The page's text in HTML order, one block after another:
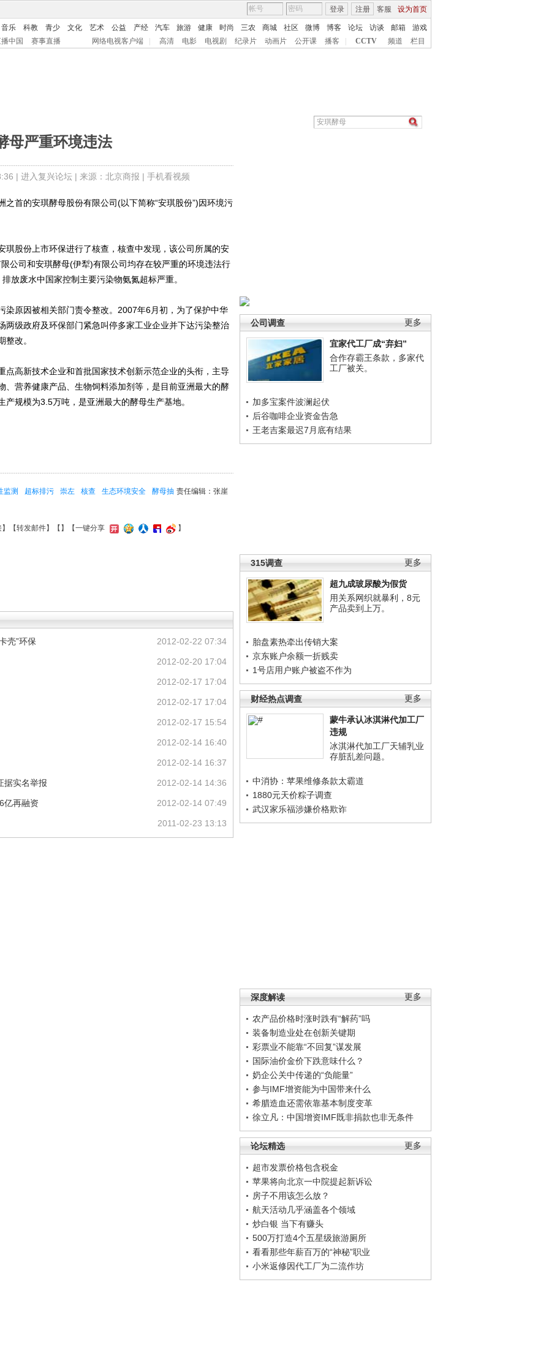
客服 设为首页
登录 注册
音乐 科教 青少 文化 艺术 公益 产经 汽车 旅游 健康 时尚 三农 商城 社区 微博 博客 论坛 访谈 邮箱
游戏
中国 赛事直播 网络电视客户端 高清 电影 电视剧 纪录片 动画片 公开课 播客 CCTV 频道 栏目
母严重环境违法
| 进入复兴论坛| 来源：北京商报 | 手机看视频
更多
公司调查
宜家代工厂成“弃妇”
合作存霸王条款，多家代
工厂被关。
加多宝案件波澜起伏
后谷咖啡企业资金告急
王老吉案最迟7月底有结果
更多
315调查
超九成玻尿酸为假货
用关系网织就暴利，8元
产品卖到上万。
胎盘素热牵出传销大案
京东账户余额一折贱卖
1号店用户账户被盗不作为
更多
财经热点调查
蒙牛承认冰淇淋代加工厂
违规
冰淇淋代加工厂天辅乳业
存脏乱差问题。
中消协：苹果维修条款太霸道
1880元天价粽子调查
武汉家乐福涉嫌价格欺诈
更多
深度解读
农产品价格时涨时跌有“解药”吗
装备制造业处在创新关键期
彩票业不能靠“不回复”谋发展
国际油价金价下跌意味什么？
奶企公关中传递的“负能量”
参与IMF增资能为中国带来什么
希腊造血还需依靠基本制度变革
徐立凡：中国增资IMF既非捐款也非无条件
更多
论坛精选
超市发票价格包含税金
苹果将向北京一中院提起新诉讼
房子不用该怎么放？
航天活动几乎涵盖各个领域
炒白银 当下有赚头
500万打造4个五星级旅游厕所
看看那些年薪百万的“神秘”职业
小米返修因代工厂为二流作坊
首的安琪酵母股份有限公司(以下简称“安琪股份”)因环境污
股份上市环保进行了核查，核查中发现，该公司所属的安
公司和安琪酵母(伊犁)有限公司均存在较严重的环境违法行
放废水中国家控制主要污染物氨氮超标严重。
原因被相关部门责令整改。2007年6月初，为了保护中华
两级政府及环保部门紧急叫停多家工业企业并下达污染整治
改。
高新技术企业和首批国家技术创新示范企业的头衔，主导
、营养健康产品、生物饲料添加剂等，是目前亚洲最大的酵
规模为3.5万吨，是亚洲最大的酵母生产基地。
责任编辑：张崖
监测 超标排污 崇左 核查 生态环境安全
酵母抽
】【转发邮件】【 】 【一键分享 】
2012-02-22 07:34
壳”环保
2012-02-20 17:04
2012-02-17 17:04
2012-02-17 17:04
2012-02-17 15:54
2012-02-14 16:40
2012-02-14 16:37
2012-02-14 14:36
据实名举报
2012-02-14 07:49
亿再融资
2011-02-23 13:13